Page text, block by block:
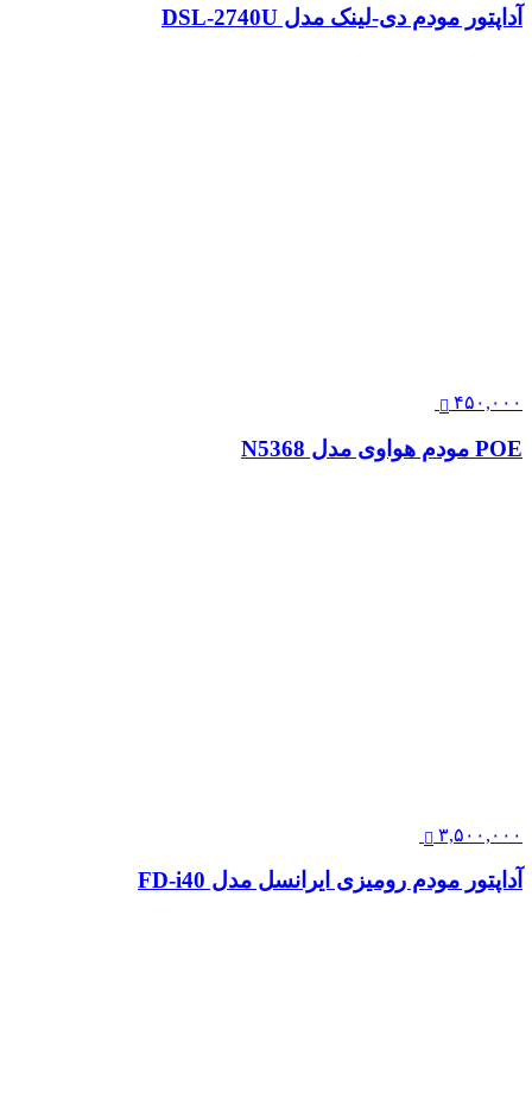
آداپتور مودم دی‌-لینک مدل DSL-2740U
۴۵۰,۰۰۰
POE مودم هواوی مدل N5368
۳,۵۰۰,۰۰۰
آداپتور مودم رومیزی ایرانسل مدل FD-i40